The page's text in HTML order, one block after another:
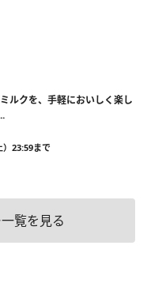
ルクを、手軽においしく楽し
）23:59まで
覧を見る